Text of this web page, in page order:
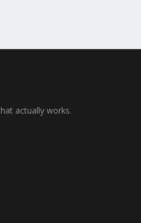
actually works.